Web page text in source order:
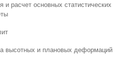
расчет основных статистических
высотных и плановых деформаций